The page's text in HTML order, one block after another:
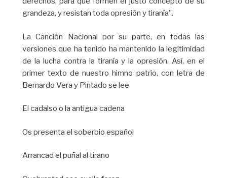
grandeza, y resistan toda opresión y tiranía”.
La Canción Nacional por su parte, en todas las
versiones que ha tenido ha mantenido la legitimidad
de la lucha contra la tiranía y la opresión. Así, en el
primer texto de nuestro himno patrio, con letra de
Bernardo Vera y Pintado se lee
El cadalso o la antigua cadena
Os presenta el soberbio español
Arrancad el puñal al tirano